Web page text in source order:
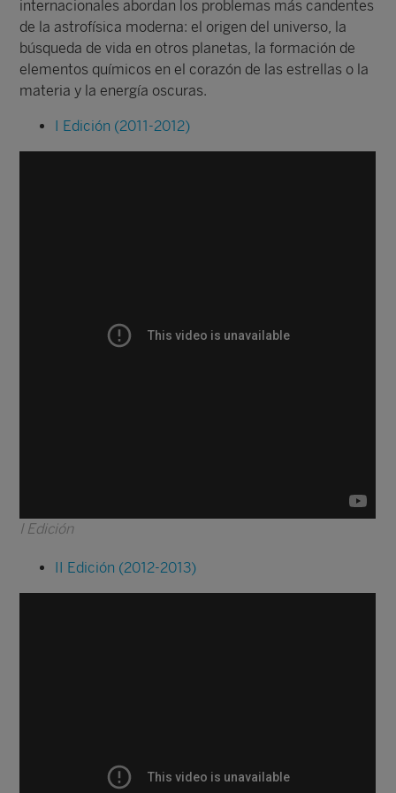
internacionales abordan los problemas más candentes
de la astrofísica moderna: el origen del universo, la
búsqueda de vida en otros planetas, la formación de
elementos químicos en el corazón de las estrellas o la
materia y la energía oscuras.
I Edición (2011-2012)
I Edición
II Edición (2012-2013)